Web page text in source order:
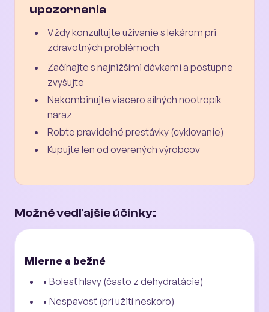
upozornenia
Vždy konzultujte užívanie s lekárom pri
zdravotných problémoch
Začínajte s najnižšími dávkami a postupne
zvyšujte
Nekombinujte viacero silných nootropík
naraz
Robte pravidelné prestávky (cyklovanie)
Kupujte len od overených výrobcov
Možné vedľajšie účinky:
Mierne a bežné
• Bolesť hlavy (často z dehydratácie)
• Nespavosť (pri užití neskoro)